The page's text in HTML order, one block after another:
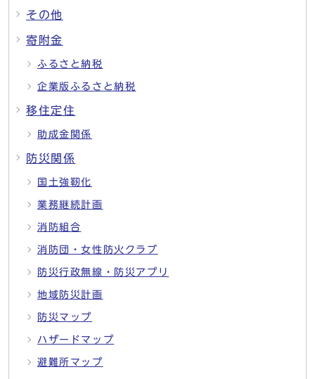
その他
寄附金
ふるさと納税
企業版ふるさと納税
移住定住
助成金関係
防災関係
国土強靭化
業務継続計画
消防組合
消防団・女性防火クラブ
防災行政無線・防災アプリ
地域防災計画
防災マップ
ハザードマップ
避難所マップ